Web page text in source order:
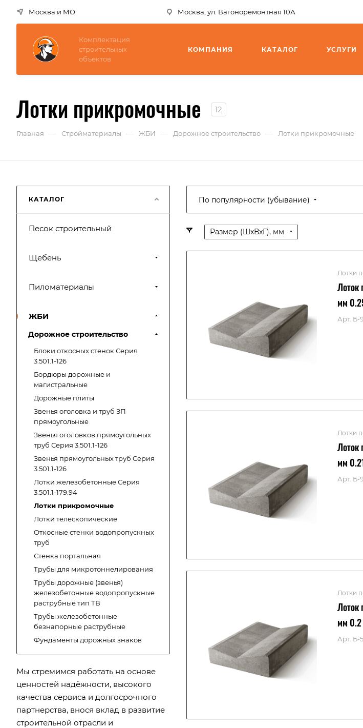
Москва и МО Москва, ул. Вагоноремонтная 10А
Комплектация
строительных
объектов
КОМПАНИЯ КАТАЛОГ УСЛУГИ
Лотки прикромочные 12
Главная — Стройматериалы — ЖБИ — Дорожное строительство — Лотки прикромочные
По популярности (убывание)
Размер (ШxВxГ), мм
Лотки
Лоток
мм
Арт. Б-
Лотки
мм
Арт. Б-9
Лотки
Лоток
мм 0.2
Арт. Б-5
КАТАЛОГ
Песок строительный
Щебень
Пиломатериалы
ЖБИ
Дорожное строительство
Блоки откосных стенок Серия
3.501.1-126
Бордюры дорожные и
магистральные
Дорожные плиты
Звенья оголовка и труб ЗП
прямоугольные
Звенья оголовков прямоугольных
труб Серия 3.501.1-126
Звенья прямоугольных труб Серия
3.501.1-126
Лотки железобетонные Серия
3.501.1-179.94
Лотки прикромочные
Лотки телескопические
Откосные стенки водопропускных
труб
Стенка портальная
Трубы для микротоннелирования
Трубы дорожные (звенья)
железобетонные водопропускные
раструбные тип ТВ
Трубы железобетонные
безнапорные раструбные
Фундаменты дорожных знаков
Мы стремимся работать на основе
ценностей надёжности, высокого
качества сервиса и долгосрочного
партнерства, внося вклад в развитие
строительной отрасли и